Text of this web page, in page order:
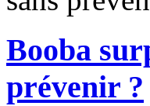
Booba
prévenir ?